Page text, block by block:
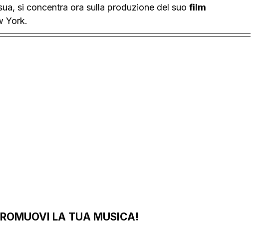
si concentra ora sulla produzione del suo film
York.
LA TUA MUSICA!